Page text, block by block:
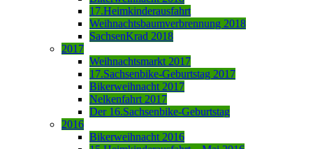
17.Heimkinderausfahrt
Weihnachtsbaumverbrennung 2018
SachsenKrad 2018
2017
Weihnachtsmarkt 2017
17.Sachsenbike-Geburtstag 2017
Bikerweihnacht 2017
Nelkenfahrt 2017
Der 16.Sachsenbike-Geburtstag
2016
Bikerweihnacht 2016